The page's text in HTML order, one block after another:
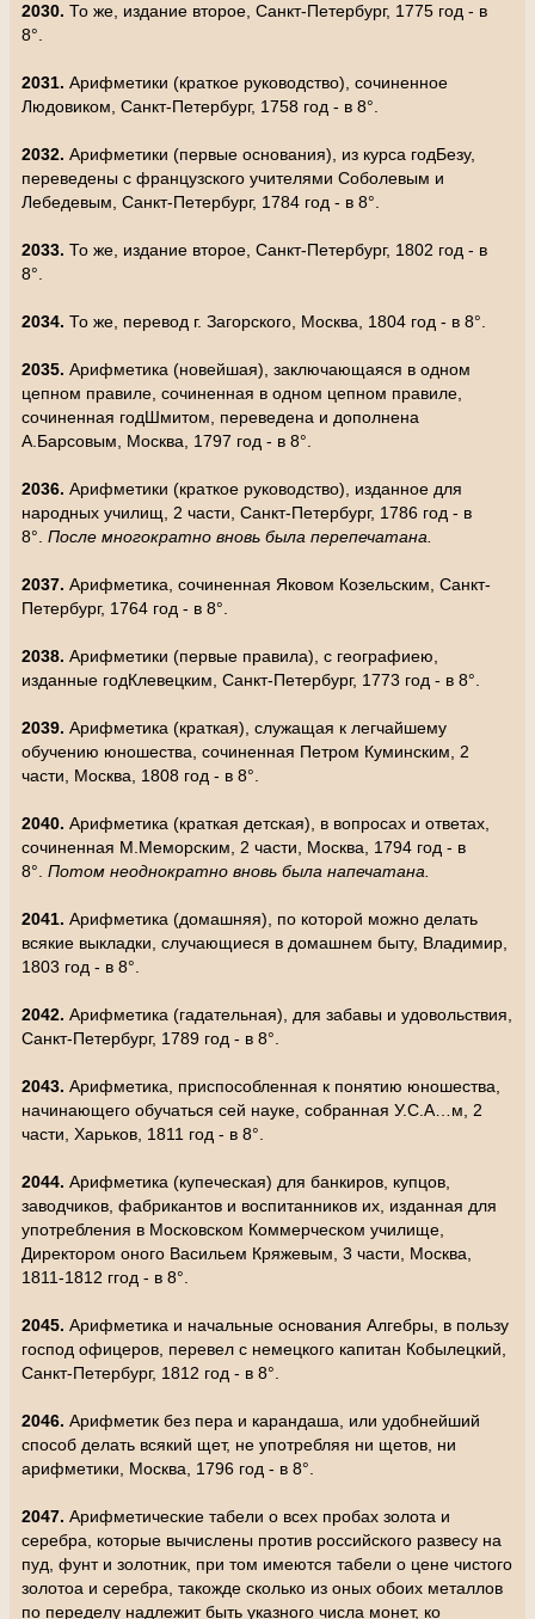
2030. То же, издание второе, Санкт-Петербург, 1775 год - в
8°.
2031. Арифметики (краткое руководство), сочиненное
Людовиком, Санкт-Петербург, 1758 год - в 8°.
2032. Арифметики (первые основания), из курса годБезу,
переведены с французского учителями Соболевым и
Лебедевым, Санкт-Петербург, 1784 год - в 8°.
2033. То же, издание второе, Санкт-Петербург, 1802 год - в
8°.
2034. То же, перевод г. Загорского, Москва, 1804 год - в 8°.
2035. Арифметика (новейшая), заключающаяся в одном
цепном правиле, сочиненная в одном цепном правиле,
сочиненная годШмитом, переведена и дополнена
А.Барсовым, Москва, 1797 год - в 8°.
2036. Арифметики (краткое руководство), изданное для
народных училищ, 2 части, Санкт-Петербург, 1786 год - в
8°. После многократно вновь была перепечатана.
2037. Арифметика, сочиненная Яковом Козельским, Санкт-
Петербург, 1764 год - в 8°.
2038. Арифметики (первые правила), с географиею,
изданные годКлевецким, Санкт-Петербург, 1773 год - в 8°.
2039. Арифметика (краткая), служащая к легчайшему
обучению юношества, сочиненная Петром Куминским, 2
части, Москва, 1808 год - в 8°.
2040. Арифметика (краткая детская), в вопросах и ответах,
сочиненная М.Меморским, 2 части, Москва, 1794 год - в
8°. Потом неоднократно вновь была напечатана.
2041. Арифметика (домашняя), по которой можно делать
всякие выкладки, случающиеся в домашнем быту, Владимир,
1803 год - в 8°.
2042. Арифметика (гадательная), для забавы и удовольствия,
Санкт-Петербург, 1789 год - в 8°.
2043. Арифметика, приспособленная к понятию юношества,
начинающего обучаться сей науке, собранная У.С.А…м, 2
части, Харьков, 1811 год - в 8°.
2044. Арифметика (купеческая) для банкиров, купцов,
заводчиков, фабрикантов и воспитанников их, изданная для
употребления в Московском Коммерческом училище,
Директором оного Васильем Кряжевым, 3 части, Москва,
1811-1812 ггод - в 8°.
2045. Арифметика и начальные основания Алгебры, в пользу
господ офицеров, перевел с немецкого капитан Кобылецкий,
Санкт-Петербург, 1812 год - в 8°.
2046. Арифметик без пера и карандаша, или удобнейший
способ делать всякий щет, не употребляя ни щетов, ни
арифметики, Москва, 1796 год - в 8°.
2047. Арифметические табели о всех пробах золота и
серебра, которые вычислены против российского развесу на
пуд, фунт и золотник, при том имеются табели о цене чистого
золотоа и серебра, такожде сколько из оных обоих металлов
по переделу надлежит быть указного числа монет, ко